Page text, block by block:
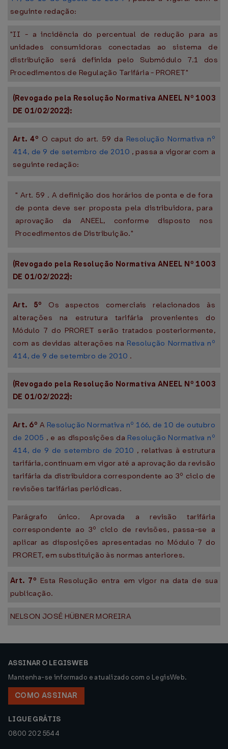
seguinte redação:
"II - a incidência do percentual de redução para as
unidades consumidoras conectadas ao sistema de
distribuição será definida pelo Submódulo 7.1 dos
Procedimentos de Regulação Tarifária - PRORET"
(Revogado pela Resolução Normativa ANEEL Nº 1003
DE 01/02/2022):
Art. 4º O caput do art. 59 da Resolução Normativa nº
414, de 9 de setembro de 2010 , passa a vigorar com a
seguinte redação:
" Art. 59 . A definição dos horários de ponta e de fora
de ponta deve ser proposta pela distribuidora, para
aprovação da ANEEL, conforme disposto nos
Procedimentos de Distribuição."
(Revogado pela Resolução Normativa ANEEL Nº 1003
DE 01/02/2022):
Art. 5º Os aspectos comerciais relacionados às
alterações na estrutura tarifária provenientes do
Módulo 7 do PRORET serão tratados posteriormente,
com as devidas alterações na Resolução Normativa nº
414, de 9 de setembro de 2010 .
(Revogado pela Resolução Normativa ANEEL Nº 1003
DE 01/02/2022):
Art. 6º A Resolução Normativa nº 166, de 10 de outubro
de 2005 , e as disposições da Resolução Normativa nº
414, de 9 de setembro de 2010 , relativas à estrutura
tarifária, continuam em vigor até a aprovação da revisão
tarifária da distribuidora correspondente ao 3º ciclo de
revisões tarifárias periódicas.
Parágrafo único. Aprovada a revisão tarifária
correspondente ao 3º ciclo de revisões, passa-se a
aplicar as disposições apresentadas no Módulo 7 do
PRORET, em substituição às normas anteriores.
Art. 7º Esta Resolução entra em vigor na data de sua
publicação.
NELSON JOSÉ HÜBNER MOREIRA
ASSINAR O LEGISWEB
Mantenha-se informado e atualizado com o LegisWeb.
COMO ASSINAR
LIGUE GRÁTIS
0800 202 5544